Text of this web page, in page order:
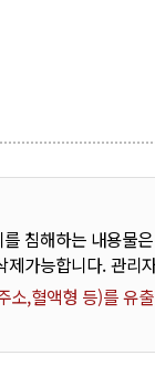
침해하는 내용물
가능합니다. 관리
,혈액형 등)를 유